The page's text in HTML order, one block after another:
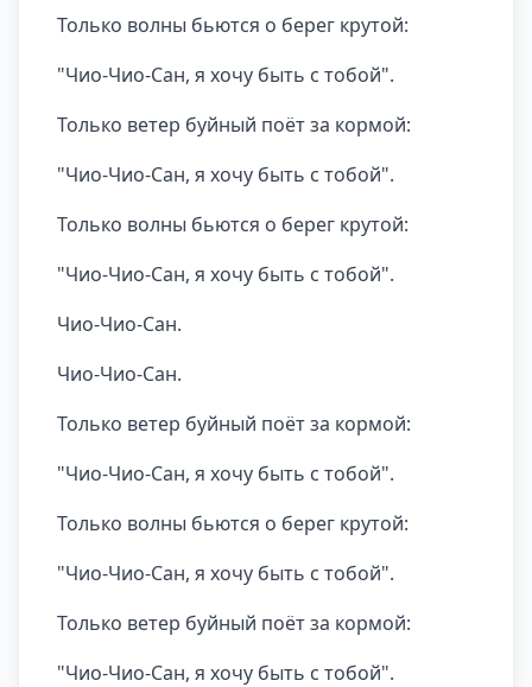
Только волны бьются о берег крутой:
"Чио-Чио-Сан, я хочу быть с тобой".
Только ветер буйный поёт за кормой:
"Чио-Чио-Сан, я хочу быть с тобой".
Только волны бьются о берег крутой:
"Чио-Чио-Сан, я хочу быть с тобой".
Чио-Чио-Сан.
Чио-Чио-Сан.
Только ветер буйный поёт за кормой:
"Чио-Чио-Сан, я хочу быть с тобой".
Только волны бьются о берег крутой:
"Чио-Чио-Сан, я хочу быть с тобой".
Только ветер буйный поёт за кормой:
"Чио-Чио-Сан, я хочу быть с тобой".